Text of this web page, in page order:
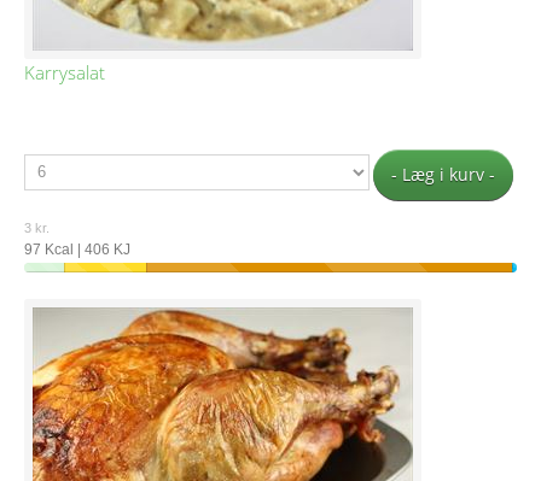
Karrysalat
- Læg i kurv -
3 kr.
97 Kcal | 406 KJ